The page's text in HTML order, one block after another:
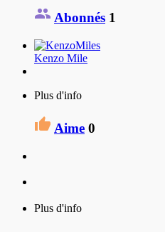
Abonnés 1
Kenzo Mile
Plus d'info
Aime 0
Plus d'info